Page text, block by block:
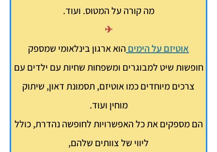
מה קורה על המטוס. ועוד.
✈
אוטיזם על הימים הוא ארגון בינלאומי שמספק
חופשות שיט למבוגרים ומשפחות שחיות עם ילדים עם
צרכים מיוחדים כמו אוטיזם, תסמונת דאון, שיתוק
מוחין ועוד.
הם מספקים את כל האפשרויות לחופשה נהדרת, כולל
ליווי של צוותים שלהם,